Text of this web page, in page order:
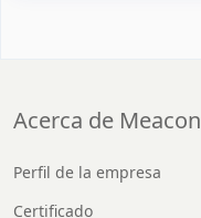
Acerca de Meacon
Perfil de la empresa
Certificado